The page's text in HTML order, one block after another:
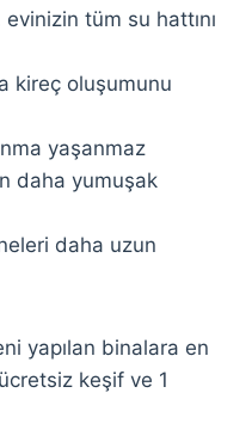
tüm su hattını
kireç oluşumunu
yaşanmaz
daha yumuşak
daha uzun
yapılan binalara en
keşif ve 1